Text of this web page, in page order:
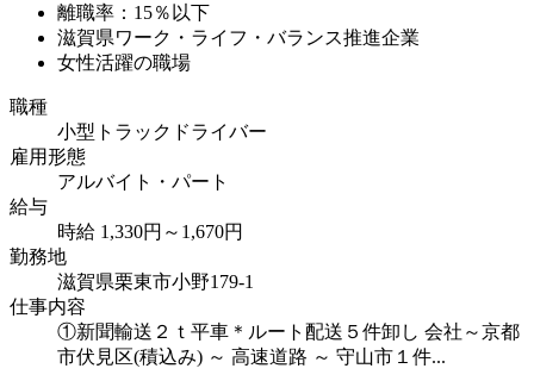
離職率：15％以下
滋賀県ワーク・ライフ・バランス推進企業
女性活躍の職場
職種
小型トラックドライバー
雇用形態
アルバイト・パート
給与
時給 1,330円～1,670円
勤務地
滋賀県栗東市小野179-1
仕事内容
①新聞輸送２ｔ平車＊ルート配送５件卸し 会社～京都
市伏見区(積込み) ～ 高速道路 ～ 守山市１件...